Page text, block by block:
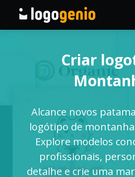
Gerador de logótipos IA
Produtos impressos
Criar
Alcance novos
logótipo de
Explore modelos
profissionais,
detalhe e crie uma